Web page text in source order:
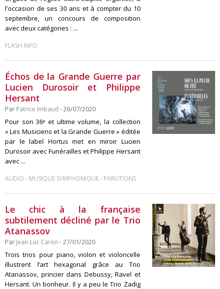
l'occasion de ses 30 ans et à compter du 10
septembre, un concours de composition
avec deux catégories : ...
FLASH INFO
Échos de la Grande Guerre par
Lucien Durosoir et Philippe
Hersant
Par Patrice Imbaud - 26/07/2020
Pour son 36ᵉ et ultime volume, la collection
« Les Musiciens et la Grande Guerre » éditée
par le label Hortus met en miroir Lucien
Durosoir avec Funérailles et Philippe Hersant
avec ...
AUDIO - MUSIQUE SYMPHONIQUE- PARUTIONS
Le chic à la française
subtilement décliné par le Trio
Atanassov
Par Jean-Luc Caron - 27/01/2020
Trois trios pour piano, violon et violoncelle
illustrent l’art hexagonal grâce au Trio
Atanassov, princier dans Debussy, Ravel et
Hersant. Un bonheur. Il y a peu le Trio Zadig